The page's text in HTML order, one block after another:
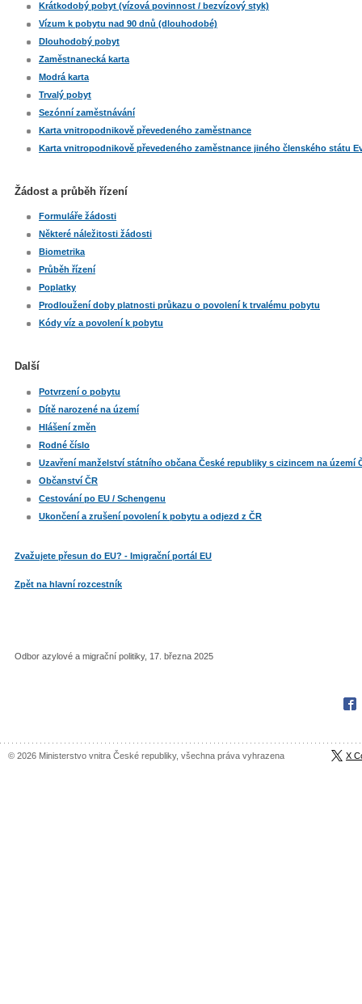
Krátkodobý pobyt (vízová povinnost / bezvízový styk)
Vízum k pobytu nad 90 dnů (dlouhodobé)
Dlouhodobý pobyt
Zaměstnanecká karta
Modrá karta
Trvalý pobyt
Sezónní zaměstnávání
Karta vnitropodnikově převedeného zaměstnance
Karta vnitropodnikově převedeného zaměstnance jiného členského státu
Žádost a průběh řízení
Formuláře žádosti
Některé náležitosti žádosti
Biometrika
Průběh řízení
Poplatky
Prodloužení doby platnosti průkazu o povolení k trvalému pobytu
Kódy víz a povolení k pobytu
Další
Potvrzení o pobytu
Dítě narozené na území
Hlášení změn
Rodné číslo
Uzavření manželství státního občana České republiky s cizincem na území
Občanství ČR
Cestování po EU / Schengenu
Ukončení a zrušení povolení k pobytu a odjezd z ČR
Zvažujete přesun do EU? - Imigrační portál EU
Zpět na hlavní rozcestník
Odbor azylové a migrační politiky, 17. března 2025
© 2026 Ministerstvo vnitra České republiky, všechna práva vyhrazena X